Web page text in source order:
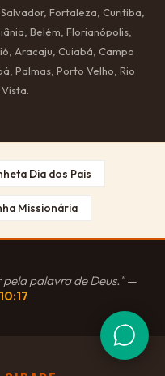
Fortaleza, Curitiba,
Belém, Florianópolis,
Aracaju, Cuiabá, Campo
Palmas, Porto Velho, Rio
Dia dos Pais
Missionária
pela palavra de Deus."—